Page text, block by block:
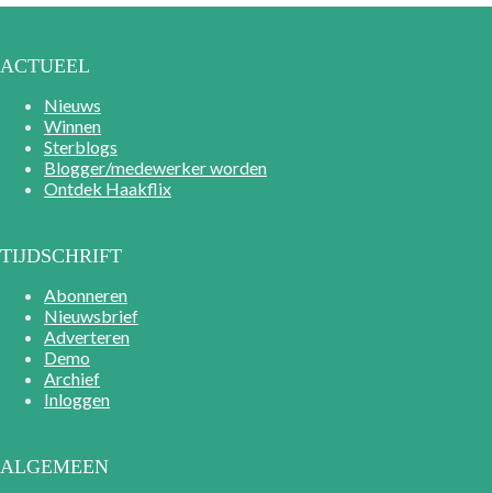
ACTUEEL
Nieuws
Winnen
Sterblogs
Blogger/medewerker worden
Ontdek Haakflix
TIJDSCHRIFT
Abonneren
Nieuwsbrief
Adverteren
Demo
Archief
Inloggen
ALGEMEEN